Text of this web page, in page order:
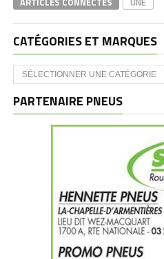
CATÉGORIES ET MARQUES
Catégories
et
PARTENAIRE PNEUS